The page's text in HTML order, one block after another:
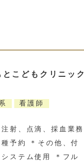
こどもクリニック
看護師
射、点滴、採血業務
予約 ＊その他、付
ステム使用 ＊フル